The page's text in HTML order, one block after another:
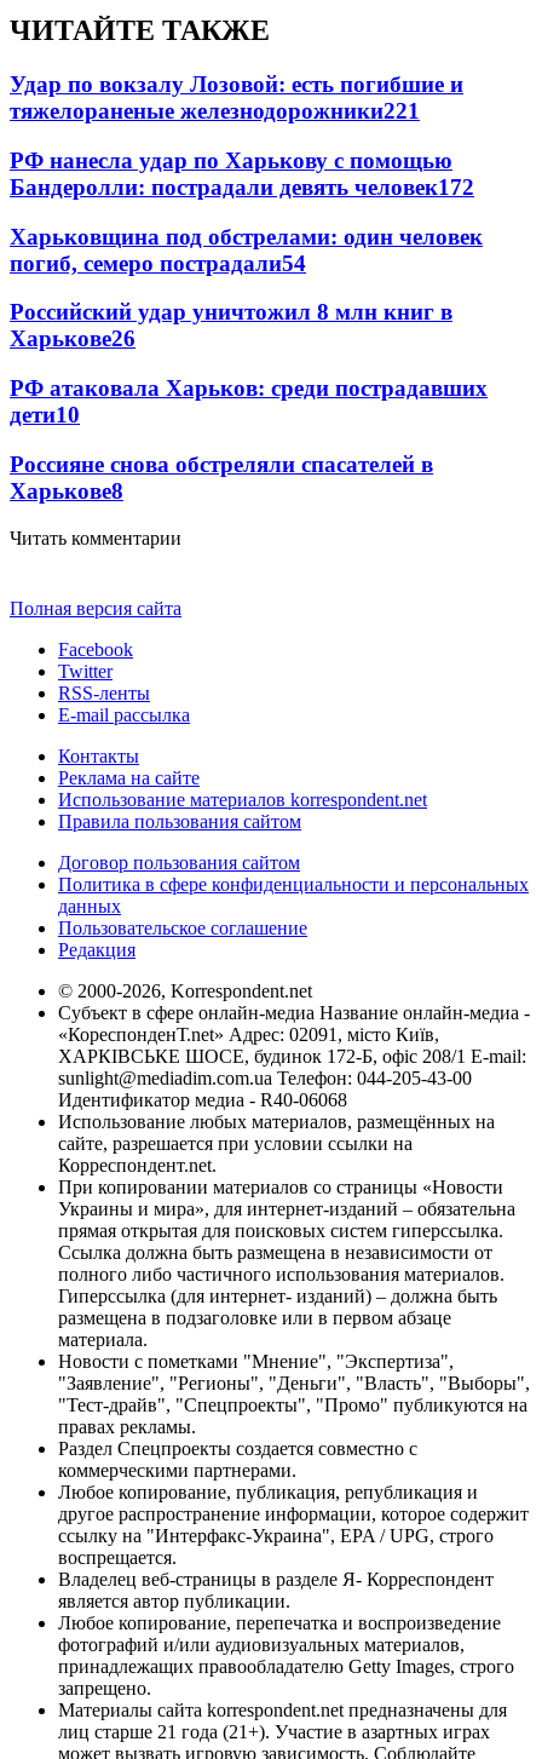
ЧИТАЙТЕ ТАКЖЕ
Удар по вокзалу Лозовой: есть погибшие и
тяжелораненые железнодорожники221
РФ нанесла удар по Харькову с помощью
Бандеролли: пострадали девять человек172
Харьковщина под обстрелами: один человек
погиб, семеро пострадали54
Российский удар уничтожил 8 млн книг в
Харькове26
РФ атаковала Харьков: среди пострадавших
дети10
Россияне снова обстреляли спасателей в
Харькове8
Читать комментарии
Полная версия сайта
Facebook
Twitter
RSS-ленты
E-mail рассылка
Контакты
Реклама на сайте
Использование материалов korrespondent.net
Правила пользования сайтом
Договор пользования сайтом
Политика в сфере конфиденциальности и персональных
данных
Пользовательское соглашение
Редакция
© 2000-2026, Korrespondent.net
Субъект в сфере онлайн-медиа Название онлайн-медиа -
«КореспонденТ.net» Адрес: 02091, місто Київ,
ХАРКІВСЬКЕ ШОСЕ, будинок 172-Б, офіс 208/1 E-mail:
sunlight@mediadim.com.ua Телефон: 044-205-43-00
Идентификатор медиа - R40-06068
Использование любых материалов, размещённых на
сайте, разрешается при условии ссылки на
Корреспондент.net.
При копировании материалов со страницы «Новости
Украины и мира», для интернет-изданий – обязательна
прямая открытая для поисковых систем гиперссылка.
Ссылка должна быть размещена в независимости от
полного либо частичного использования материалов.
Гиперссылка (для интернет- изданий) – должна быть
размещена в подзаголовке или в первом абзаце
материала.
Новости с пометками "Мнение", "Экспертиза",
"Заявление", "Регионы", "Деньги", "Власть", "Выборы",
"Тест-драйв", "Спецпроекты", "Промо" публикуются на
правах рекламы.
Раздел Спецпроекты создается совместно с
коммерческими партнерами.
Любое копирование, публикация, републикация и
другое распространение информации, которое содержит
ссылку на "Интерфакс-Украина", EPA / UPG, строго
воспрещается.
Владелец веб-страницы в разделе Я- Корреспондент
является автор публикации.
Любое копирование, перепечатка и воспроизведение
фотографий и/или аудиовизуальных материалов,
принадлежащих правообладателю Getty Images, строго
запрещено.
Материалы сайта korrespondent.net предназначены для
лиц старше 21 года (21+). Участие в азартных играх
может вызвать игровую зависимость. Соблюдайте